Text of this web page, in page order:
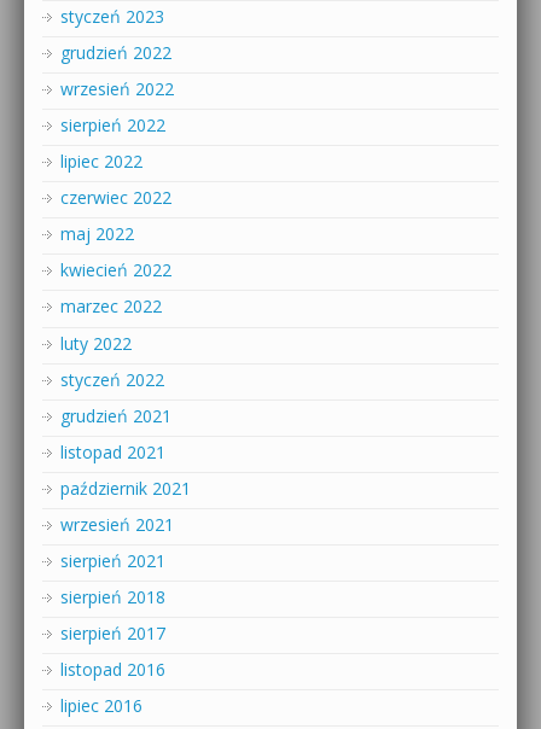
styczeń 2023
grudzień 2022
wrzesień 2022
sierpień 2022
lipiec 2022
czerwiec 2022
maj 2022
kwiecień 2022
marzec 2022
luty 2022
styczeń 2022
grudzień 2021
listopad 2021
październik 2021
wrzesień 2021
sierpień 2021
sierpień 2018
sierpień 2017
listopad 2016
lipiec 2016